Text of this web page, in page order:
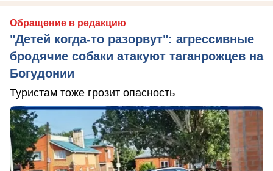
Обращение в редакцию
"Детей когда-то разорвут": агрессивные
бродячие собаки атакуют таганрожцев на
Богудонии
Туристам тоже грозит опасность